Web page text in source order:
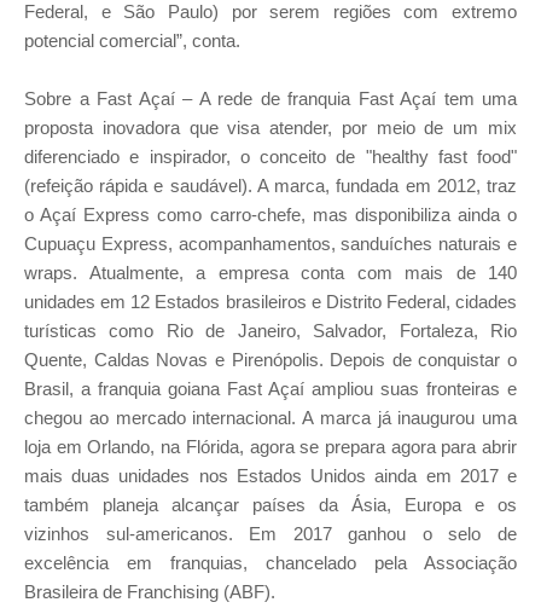
Federal, e São Paulo) por serem regiões com extremo
potencial comercial”, conta.
Sobre a Fast Açaí – A rede de franquia Fast Açaí tem uma
proposta inovadora que visa atender, por meio de um mix
diferenciado e inspirador, o conceito de "healthy fast food"
(refeição rápida e saudável). A marca, fundada em 2012, traz
o Açaí Express como carro-chefe, mas disponibiliza ainda o
Cupuaçu Express, acompanhamentos, sanduíches naturais e
wraps. Atualmente, a empresa conta com mais de 140
unidades em 12 Estados brasileiros e Distrito Federal, cidades
turísticas como Rio de Janeiro, Salvador, Fortaleza, Rio
Quente, Caldas Novas e Pirenópolis. Depois de conquistar o
Brasil, a franquia goiana Fast Açaí ampliou suas fronteiras e
chegou ao mercado internacional. A marca já inaugurou uma
loja em Orlando, na Flórida, agora se prepara agora para abrir
mais duas unidades nos Estados Unidos ainda em 2017 e
também planeja alcançar países da Ásia, Europa e os
vizinhos sul-americanos. Em 2017 ganhou o selo de
excelência em franquias, chancelado pela Associação
Brasileira de Franchising (ABF).